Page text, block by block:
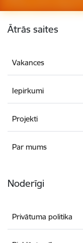
Kājene
Ātrās saites
Vakances
Iepirkumi
Projekti
Par mums
Noderīgi
Privātuma politika